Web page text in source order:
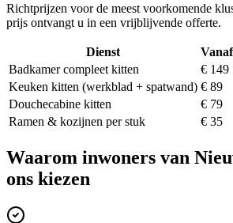
Richtprijzen voor de meest voorkomende
prijs ontvangt u in een vrijblijvende offerte.
Dienst
Vanaf
Badkamer compleet kitten
€ 149
Keuken kitten (werkblad + spatwand) € 89
Douchecabine kitten
€ 79
Ramen & kozijnen per stuk
€ 35
Waarom inwoners van
ons kiezen